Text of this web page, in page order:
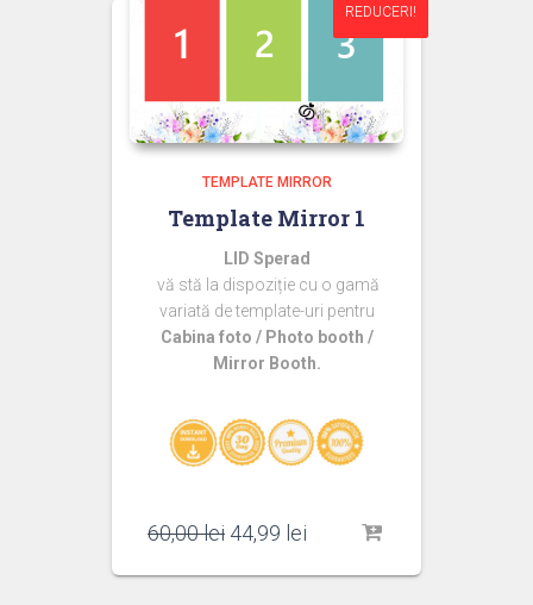
REDUCERI!
REDUCERI!
TEMPLATE MIRROR
Template Mirror 1
LID Sperad
vă stă la dispoziție cu o gamă
variată de template-uri pentru
Cabina foto / Photo booth /
Mirror Booth.
60,00lei Prețul
a
44,99 lei
este: